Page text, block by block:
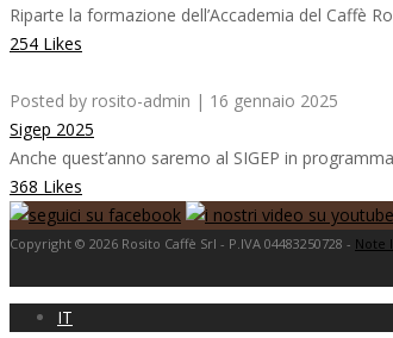
Riparte la formazione dell’Accademia del Caffè
254 Likes
Posted by rosito-admin | 16 gennaio 2025
Sigep 2025
Anche quest’anno saremo al SIGEP in
368 Likes
Copyright © 2026 Rosito Caffè Srl - P.IVA 04483250728 - Note
IT